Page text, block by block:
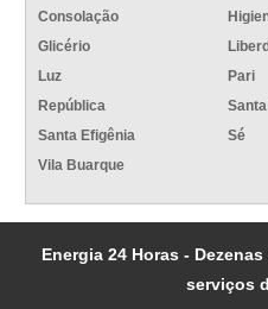
Consolação
Glicério
Luz
Pari
República
Santa Efigênia
Sé
Vila Buarque
Energia 24 Horas -
serviços